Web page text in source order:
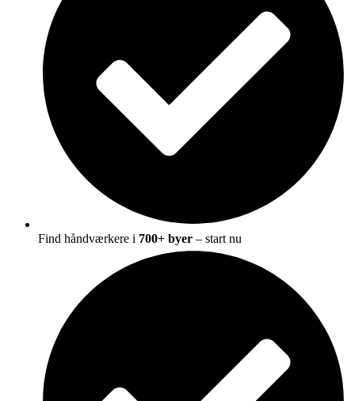
Find håndværkere i 700+ byer – start nu